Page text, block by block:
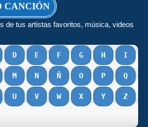
CANCIÓN
de tus artistas favoritos, música, videos
D E F G H I
M N Ñ O P Q
U V W X Y Z